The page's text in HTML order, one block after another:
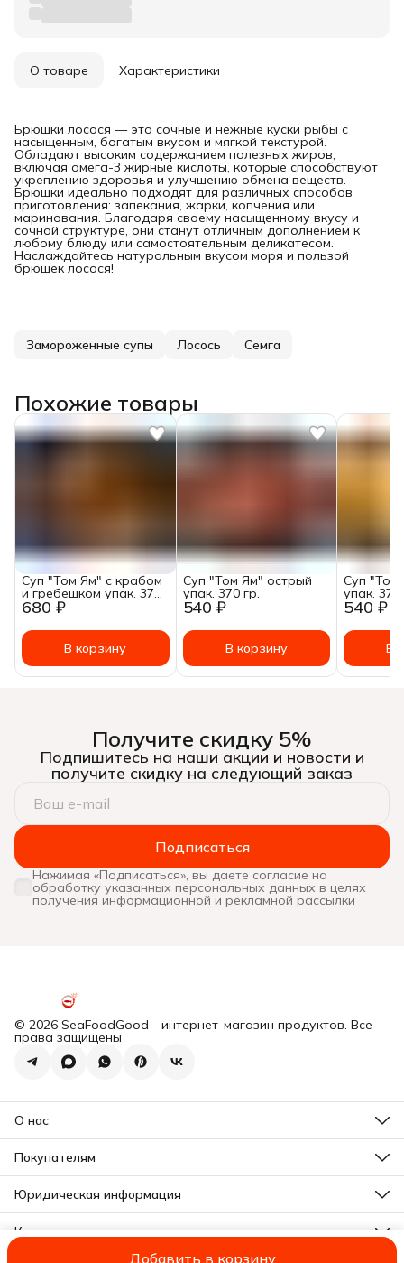
Добавить в корзину
О товаре Характеристики
Брюшки лосося — это сочные и нежные куски рыбы с
насыщенным, богатым вкусом и мягкой текстурой.
Обладают высоким содержанием полезных жиров,
включая омега-3 жирные кислоты, которые способствуют
укреплению здоровья и улучшению обмена веществ.
Брюшки идеально подходят для различных способов
приготовления: запекания, жарки, копчения или
маринования. Благодаря своему насыщенному вкусу и
сочной структуре, они станут отличным дополнением к
любому блюду или самостоятельным деликатесом.
Наслаждайтесь натуральным вкусом моря и пользой
брюшек лосося!
Замороженные супы Лосось Семга
Похожие товары
680 ₽
Суп "Том Ям" с крабом
и гребешком упак. 370
гр.
В корзину
540 ₽
Суп "Том Ям" острый
упак. 370 гр.
В корзину
540 ₽
Суп "Том
упак. 370
В
Получите скидку 5%
Подпишитесь на наши акции и новости и
получите скидку на следующий заказ
Подписаться
Нажимая «Подписаться», вы даете согласие на
обработку указанных персональных данных в целях
получения информационной и рекламной рассылки
© 2026 SeaFoodGood - интернет-магазин продуктов. Все
права защищены
О нас
Все новости
Почему мы?
Отзывы
Покупателям
Действующие акции
Программа лояльности
Подарочная карта
Отзывы
Юридическая информация
Оплата
Доставка
Правила возврата
Контакты